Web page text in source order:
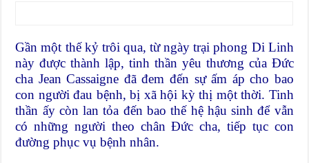
Gần một thế kỷ trôi qua, từ ngày trại phong Di Linh
này được thành lập, tinh thần yêu thương của Ðức
cha Jean Cassaigne đã đem đến sự ấm áp cho bao
con người đau bệnh, bị xã hội kỳ thị một thời. Tinh
thần ấy còn lan tỏa đến bao thế hệ hậu sinh để vẫn
có những người theo chân Ðức cha, tiếp tục con
đường phục vụ bệnh nhân.